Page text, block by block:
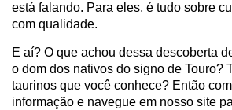
está falando. Para eles, é tudo sobre
com qualidade.
E aí? O que achou dessa descoberta
o dom dos nativos do signo de Touro?
taurinos que você conhece? Então
informação e navegue em nosso site